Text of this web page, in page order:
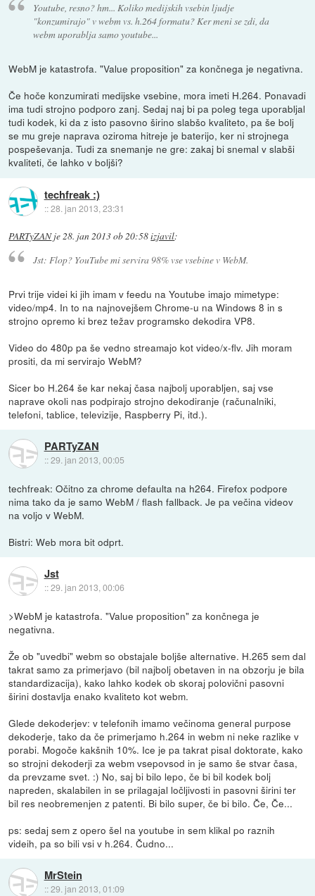
Youtube, resno? hm... Koliko medijskih vsebin ljudje
"konzumirajo" v webm vs. h.264 formatu? Ker meni se zdi, da
webm uporablja samo youtube...
WebM je katastrofa. "Value proposition" za končnega je negativna.
Če hoče konzumirati medijske vsebine, mora imeti H.264. Ponavadi
ima tudi strojno podporo zanj. Sedaj naj bi pa poleg tega uporabljal
tudi kodek, ki da z isto pasovno širino slabšo kvaliteto, pa še bolj
se mu greje naprava oziroma hitreje je baterijo, ker ni strojnega
pospeševanja. Tudi za snemanje ne gre: zakaj bi snemal v slabši
kvaliteti, če lahko v boljši?
techfreak :)
::28. jan 2013, 23:31
PARTyZANje28. jan 2013 ob 20:58izjavil:
Jst: Flop? YouTube mi servira 98% vse vsebine v WebM.
Prvi trije videi ki jih imam v feedu na Youtube imajo mimetype:
video/mp4. In to na najnovejšem Chrome-u na Windows 8 in s
strojno opremo ki brez težav programsko dekodira VP8.
Video do 480p pa še vedno streamajo kot video/x-flv. Jih moram
prositi, da mi servirajo WebM?
Sicer bo H.264 še kar nekaj časa najbolj uporabljen, saj vse
naprave okoli nas podpirajo strojno dekodiranje (računalniki,
telefoni, tablice, televizije, Raspberry Pi, itd.).
PARTyZAN
::29. jan 2013, 00:05
techfreak: Očitno za chrome defaulta na h264. Firefox podpore
nima tako da je samo WebM / flash fallback. Je pa večina videov
na voljo v WebM.
Bistri: Web mora bit odprt.
Jst
::29. jan 2013, 00:06
>WebM je katastrofa. "Value proposition" za končnega je
negativna.
Že ob "uvedbi" webm so obstajale boljše alternative. H.265 sem dal
takrat samo za primerjavo (bil najbolj obetaven in na obzorju je bila
standardizacija), kako lahko kodek ob skoraj polovični pasovni
širini dostavlja enako kvaliteto kot webm.
Glede dekoderjev: v telefonih imamo večinoma general purpose
dekoderje, tako da če primerjamo h.264 in webm ni neke razlike v
porabi. Mogoče kakšnih 10%. Ice je pa takrat pisal doktorate, kako
so strojni dekoderji za webm vsepovsod in je samo še stvar časa,
da prevzame svet. :) No, saj bi bilo lepo, če bi bil kodek bolj
napreden, skalabilen in se prilagajal ločljivosti in pasovni širini ter
bil res neobremenjen z patenti. Bi bilo super, če bi bilo. Če, Če...
ps: sedaj sem z opero šel na youtube in sem klikal po raznih
videih, pa so bili vsi v h.264. Čudno...
MrStein
::29. jan 2013, 01:09